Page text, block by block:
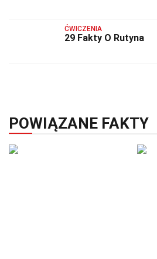
ĆWICZENIA
29 Fakty O Rutyna
POWIĄZANE FAKTY